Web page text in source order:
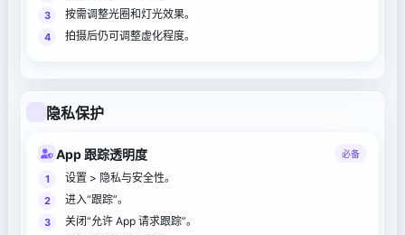
按需调整光圈和灯光效果。
拍摄后仍可调整虚化程度。
隐私保护
App 跟踪透明度 必备
设置 > 隐私与安全性。
进入“跟踪”。
关闭“允许 App 请求跟踪”。